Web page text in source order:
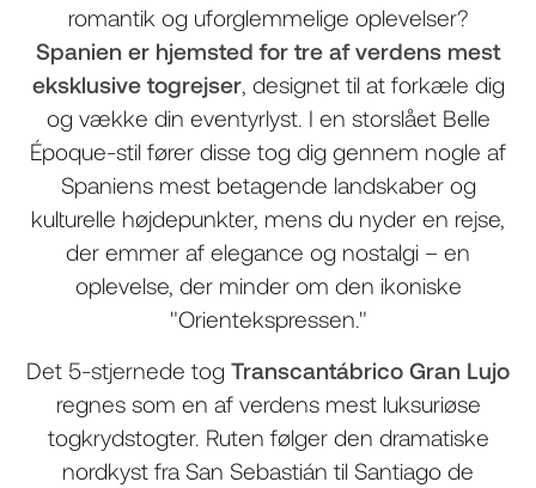
romantik og uforglemmelige oplevelser?
Spanien er hjemsted for tre af verdens mest
eksklusive togrejser, designet til at forkæle dig
og vække din eventyrlyst. I en storslået Belle
Époque-stil fører disse tog dig gennem nogle af
Spaniens mest betagende landskaber og
kulturelle højdepunkter, mens du nyder en rejse,
der emmer af elegance og nostalgi – en
oplevelse, der minder om den ikoniske
"Orientekspressen."
Det 5-stjernede tog Transcantábrico Gran Lujo
regnes som en af verdens mest luksuriøse
togkrydstogter. Ruten følger den dramatiske
nordkyst fra San Sebastián til Santiago de